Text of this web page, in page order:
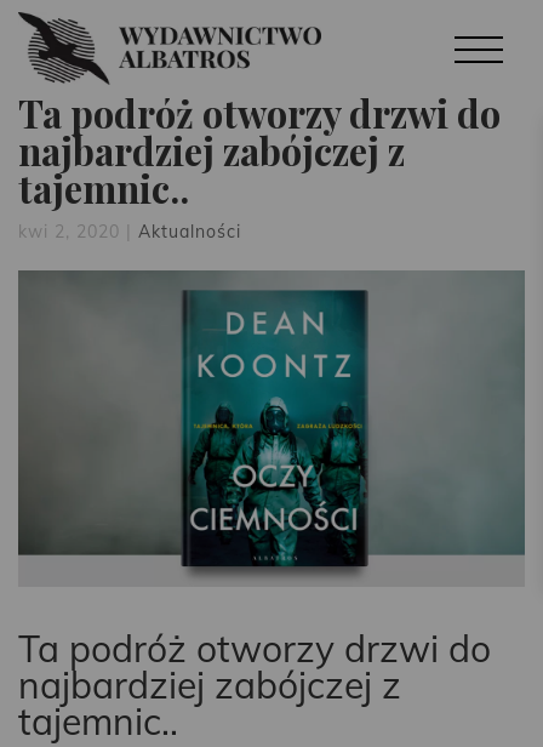
Ta podróż otworzy drzwi do
najbardziej zabójczej z
tajemnic..
kwi 2, 2020 | Aktualności
Ta podróż otworzy drzwi do
najbardziej zabójczej z
tajemnic..